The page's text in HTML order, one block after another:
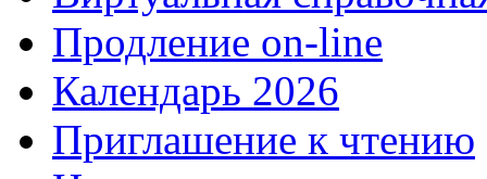
Продление on-line
Календарь 2026
Приглашение к чтению